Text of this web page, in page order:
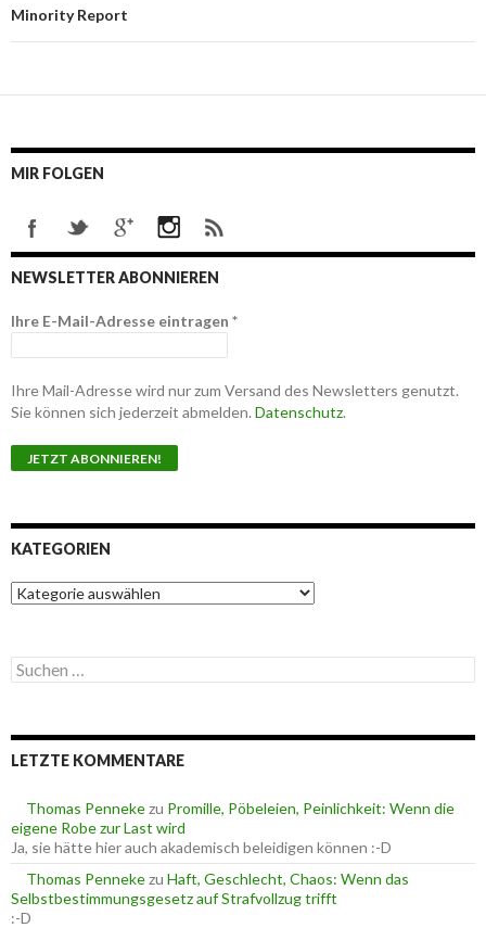
Minority Report
MIR FOLGEN
NEWSLETTER ABONNIEREN
Ihre E-Mail-Adresse eintragen *
Ihre Mail-Adresse wird nur zum Versand des Newsletters genutzt.
Sie können sich jederzeit abmelden. Datenschutz.
KATEGORIEN
K
a
g
o
n
S
u
e
n
c
h
:
LETZTE KOMMENTARE
Thomas Pennekezu Promille, Pöbeleien, Peinlichkeit: Wenn die
eigene Robe zur Last wird
Ja, sie hätte hier auch akademisch beleidigen können :-D
Thomas Pennekezu Haft, Geschlecht, Chaos: Wenn das
Selbstbestimmungsgesetz auf Strafvollzug trifft
:-D